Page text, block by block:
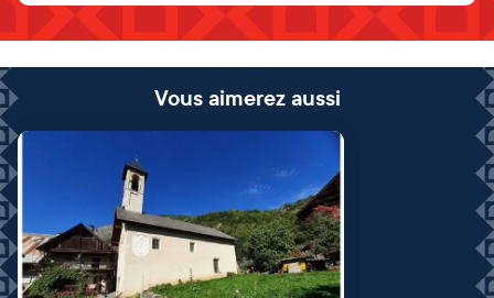
Vous aimerez aussi